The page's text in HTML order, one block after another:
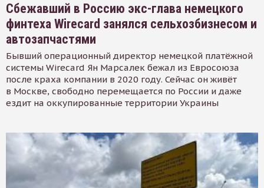
Сбежавший в Россию экс-глава немецкого
финтеха Wirecard занялся сельхозбизнесом и
автозапчастями
Бывший операционный директор немецкой платёжной
системы Wirecard Ян Марсалек бежал из Евросоюза
после краха компании в 2020 году. Сейчас он живёт
в Москве, свободно перемещается по России и даже
ездит на оккупированные территории Украины